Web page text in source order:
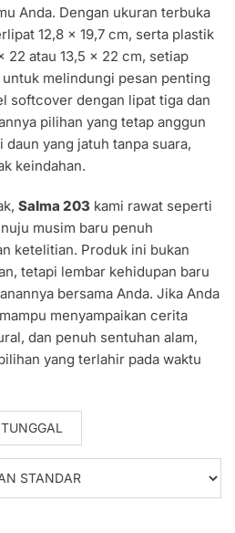
Anda. Dengan ukuran terbuka
12,8 × 19,7 cm, serta plastik
22 atau 13,5 × 22 cm, setiap
melindungi pesan penting
softcover dengan lipat tiga dan
pilihan yang tetap anggun
yang jatuh tanpa suara,
keindahan.
Salma 203 kami rawat seperti
musim baru penuh
ketelitian. Produk ini bukan
tetapi lembar kehidupan baru
bersama Anda. Jika Anda
menyampaikan cerita
dan penuh sentuhan alam,
yang terlahir pada waktu